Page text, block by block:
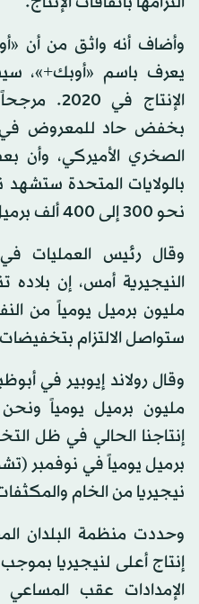
وأضاف أنه واثق من أن
يعرف باسم «أوبك+»،
الإنتاج
الصخري الأميركي،
بالولايات المتحدة ستشهد
نحو 300 إلى 400 ألف برميل يومياً.
وقال رئيس العمليات
مليون برميل يومياً من
ستواصل الالتزام
مليون برميل يومياً
برميل يومياً في نوفمبر
نيجيريا من الخام
وحددت منظمة البلدان
إنتاج أعلى لنيجيريا
الإمدادات عقب